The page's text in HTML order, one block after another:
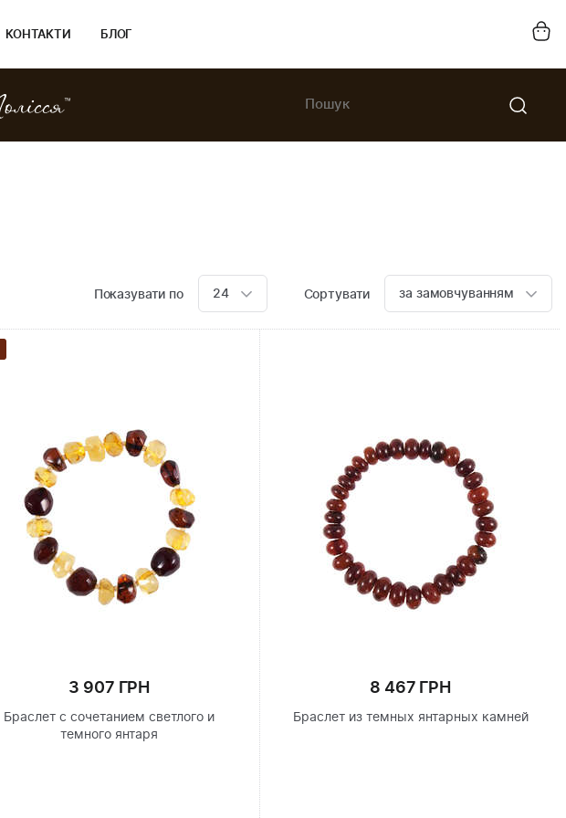
КОНТАКТИ БЛОГ
Показувати по 24 Сортувати за замовчуванням
3 907 ГРН
Браслет с сочетанием светлого и
темного янтаря
8 467 ГРН
Браслет из темных янтарных камней